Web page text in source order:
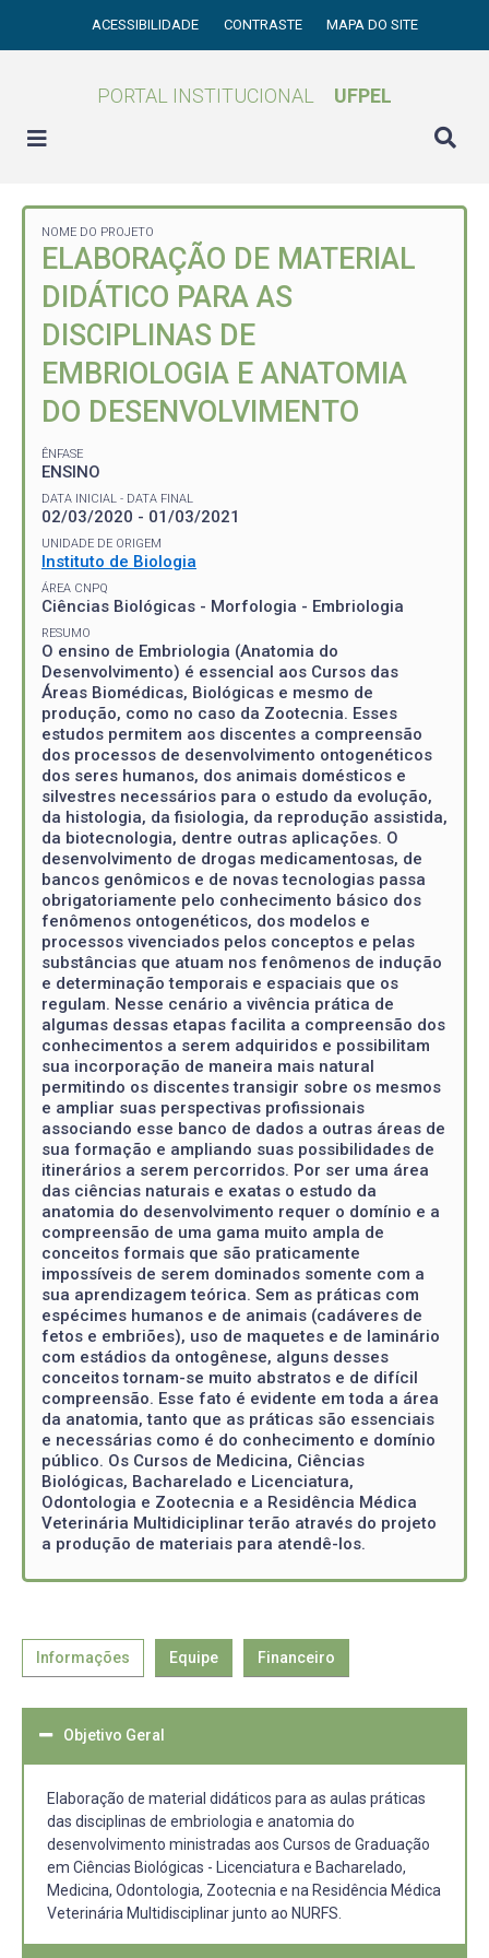
ACESSIBILIDADE CONTRASTE MAPA DO SITE
PORTAL INSTITUCIONAL UFPEL
NOME DO PROJETO
ELABORAÇÃO DE MATERIAL
DIDÁTICO PARA AS
DISCIPLINAS DE
EMBRIOLOGIA E ANATOMIA
DO DESENVOLVIMENTO
ÊNFASE
ENSINO
DATA INICIAL - DATA FINAL
02/03/2020 - 01/03/2021
UNIDADE DE ORIGEM
Instituto de Biologia
ÁREA CNPQ
Ciências Biológicas - Morfologia - Embriologia
RESUMO
O ensino de Embriologia (Anatomia do
Desenvolvimento) é essencial aos Cursos das
Áreas Biomédicas, Biológicas e mesmo de
produção, como no caso da Zootecnia. Esses
estudos permitem aos discentes a compreensão
dos processos de desenvolvimento ontogenéticos
dos seres humanos, dos animais domésticos e
silvestres necessários para o estudo da evolução,
da histologia, da fisiologia, da reprodução assistida,
da biotecnologia, dentre outras aplicações. O
desenvolvimento de drogas medicamentosas, de
bancos genômicos e de novas tecnologias passa
obrigatoriamente pelo conhecimento básico dos
fenômenos ontogenéticos, dos modelos e
processos vivenciados pelos conceptos e pelas
substâncias que atuam nos fenômenos de indução
e determinação temporais e espaciais que os
regulam. Nesse cenário a vivência prática de
algumas dessas etapas facilita a compreensão dos
conhecimentos a serem adquiridos e possibilitam
sua incorporação de maneira mais natural
permitindo os discentes transigir sobre os mesmos
e ampliar suas perspectivas profissionais
associando esse banco de dados a outras áreas de
sua formação e ampliando suas possibilidades de
itinerários a serem percorridos. Por ser uma área
das ciências naturais e exatas o estudo da
anatomia do desenvolvimento requer o domínio e a
compreensão de uma gama muito ampla de
conceitos formais que são praticamente
impossíveis de serem dominados somente com a
sua aprendizagem teórica. Sem as práticas com
espécimes humanos e de animais (cadáveres de
fetos e embriões), uso de maquetes e de laminário
com estádios da ontogênese, alguns desses
conceitos tornam-se muito abstratos e de difícil
compreensão. Esse fato é evidente em toda a área
da anatomia, tanto que as práticas são essenciais
e necessárias como é do conhecimento e domínio
público. Os Cursos de Medicina, Ciências
Biológicas, Bacharelado e Licenciatura,
Odontologia e Zootecnia e a Residência Médica
Veterinária Multidiciplinar terão através do projeto
a produção de materiais para atendê-los.
Informações Equipe Financeiro
Objetivo Geral
Elaboração de material didáticos para as aulas práticas
das disciplinas de embriologia e anatomia do
desenvolvimento ministradas aos Cursos de Graduação
em Ciências Biológicas - Licenciatura e Bacharelado,
Medicina, Odontologia, Zootecnia e na Residência Médica
Veterinária Multidisciplinar junto ao NURFS.